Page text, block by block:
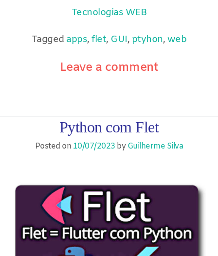
Tecnologias WEB
Tagged apps,flet, GUI, ptyhon,web
Leave a comment
Python com Flet
Posted on 10/07/2023 byGuilherme Silva